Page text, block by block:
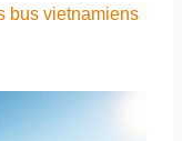
bus vietnamiens